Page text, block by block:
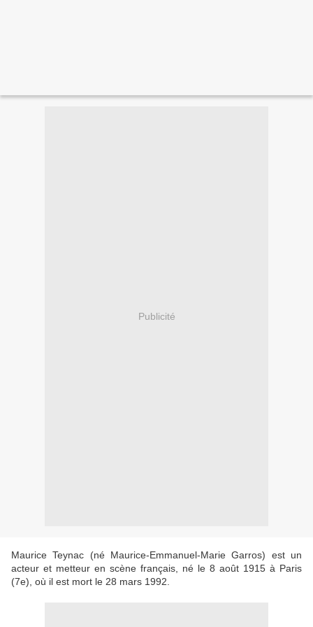
Publicité
Maurice Teynac (né Maurice-Emmanuel-Marie Garros) est un
acteur et metteur en scène français, né le 8 août 1915 à Paris
(7e), où il est mort le 28 mars 1992.